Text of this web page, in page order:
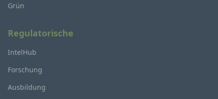
Grün
Regulatorische
IntelHub
Forschung
Ausbildung